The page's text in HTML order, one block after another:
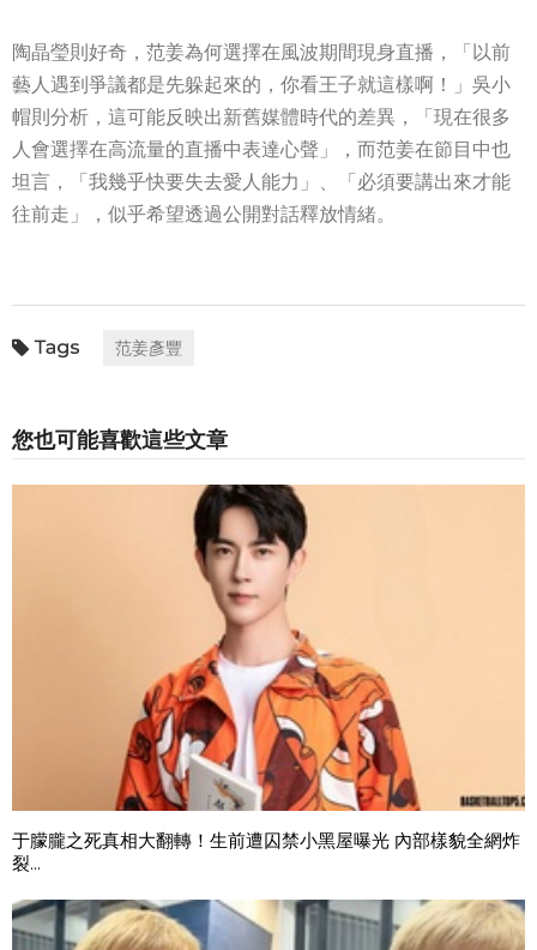
陶晶瑩則好奇，范姜為何選擇在風波期間現身直播，「以前
藝人遇到爭議都是先躲起來的，你看王子就這樣啊！」吳小
帽則分析，這可能反映出新舊媒體時代的差異，「現在很多
人會選擇在高流量的直播中表達心聲」，而范姜在節目中也
坦言，「我幾乎快要失去愛人能力」、「必須要講出來才能
往前走」，似乎希望透過公開對話釋放情緒。
范姜彥豐
您也可能喜歡這些文章
于朦朧之死真相大翻轉！生前遭囚禁小黑屋曝光 內部樣貌全網炸
裂...